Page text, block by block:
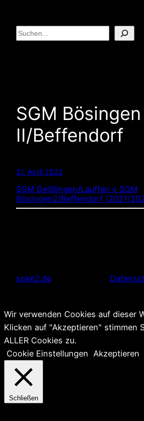
Inhalt
springen
Suchen
SGM Bösingen
II/Beffendorf
21. April 2022
SGM Deißlingen/Lauffen v SGM
Bösingen2/Beffendorf (2021/
soke2.de
Wir verwenden Cookies auf dieser
Klicken auf "Akzeptieren" stimmen
ALLER Cookies zu.
Cookie Einstellungen Akzeptieren
Schließen